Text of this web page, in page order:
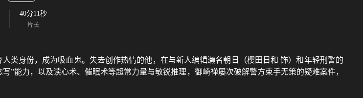
40分11秒
片长
类身份，成为吸血鬼。失去创作热情的他，在与新人编辑濑名朝日（樱田日和 饰）和年轻刑警的
”能力，以及读心术、催眠术等超常力量与敏锐推理，御崎禅屡次破解警方束手无策的疑难案件，